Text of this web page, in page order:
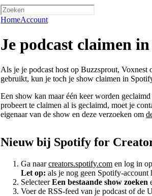
HomeAccount
Je podcast claimen
Als je je podcast host op Buzzsprout, Voxnest
gebruikt, kun je toch je show claimen in
Een show kan maar één keer worden
probeert te claimen al is geclaimd, moet je
eigenaar van de show en deze verzoeken om
Nieuw bij Spotify for
Ga naarcreators.spotify.com en log in
Let op: als je nog geen Spotify-account
SelecteerEen bestaande show zoeken
Voer de RSS-feed van je podcast of de